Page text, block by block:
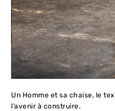
Un Homme et sa chaise, le
l’avenir à construire.